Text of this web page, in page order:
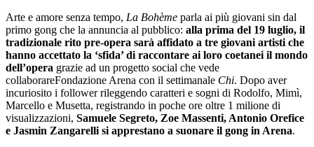
Arte e amore senza tempo, La Bohème parla ai più giovani sin dal
primo gong che la annuncia al pubblico: alla prima del 19 luglio, il
tradizionale rito pre-opera sarà affidato a tre giovani artisti che
hanno accettato la ‘sfida’ di raccontare ai loro coetanei il mondo
dell’opera grazie ad un progetto social che vede
collaborareFondazione Arena con il settimanale Chi. Dopo aver
incuriosito i follower rileggendo caratteri e sogni di Rodolfo, Mimì,
Marcello e Musetta, registrando in poche ore oltre 1 milione di
visualizzazioni, Samuele Segreto, Zoe Massenti, Antonio Orefice
e Jasmin Zangarelli si apprestano a suonare il gong in Arena.